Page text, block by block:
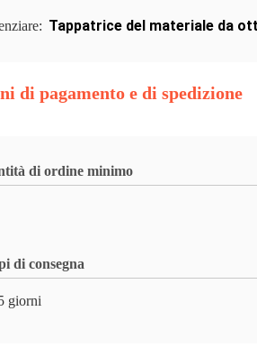
Tappatrice del materiale da
di pagamento e di spedizione
di ordine minimo
di consegna
giorni